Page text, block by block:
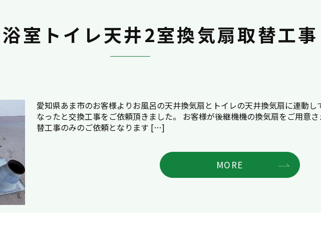
室トイレ天井2室換気扇取替工事
愛知県あま市のお客様よりお風呂の天井換気扇とトイレの天井換気扇に連動し
なったと交換工事をご依頼頂きました。 お客様が後継機機の換気扇をご用意
替工事のみのご依頼となります […]
MORE